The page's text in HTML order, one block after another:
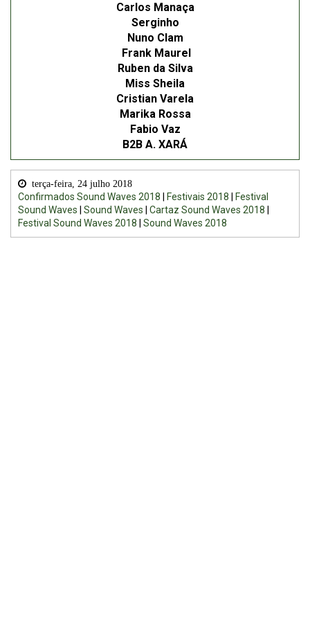
Carlos Manaça
Serginho
Nuno Clam
Frank Maurel
Ruben da Silva
Miss Sheila
Cristian Varela
Marika Rossa
Fabio Vaz
B2B A. XARÁ
terça-feira, 24 julho 2018
Confirmados Sound Waves 2018 Festivais 2018
Festival
Sound Waves
Sound Waves Cartaz Sound Waves 2018
Festival Sound Waves 2018
Sound Waves 2018